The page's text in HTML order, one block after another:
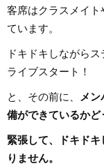
客席はクラスメイ
ています。
ドキドキしながら
ライブスタート！
と、その前に、
メ
備ができているかど
緊張して、ドキド
りません。